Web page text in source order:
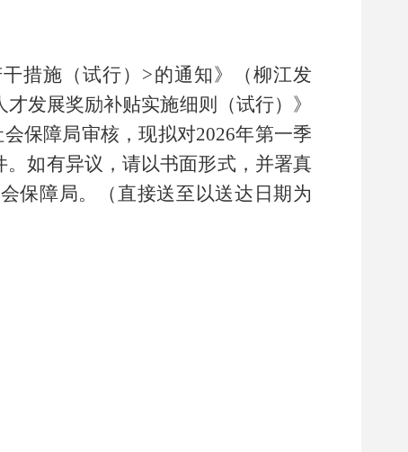
措施 （试行） >的通知》（柳江发
发展奖励补贴实施细则（试行） 》
保障局审核，现拟对2026年第一季
如有异议，请以书面形式，并署真
保障局。（ 直接送至 以送达日期为